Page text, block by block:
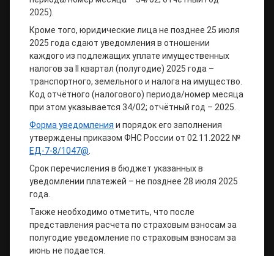
2025).
Кроме того, юридические лица не позднее 25 июля
2025 года сдают уведомления в отношении
каждого из подлежащих уплате имущественных
налогов за II квартал (полугодие) 2025 года –
транспортного, земельного и налога на имущество.
Код отчётного (налогового) периода/номер месяца
при этом указывается 34/02; отчётный год – 2025.
Форма уведомления и порядок его заполнения
утверждены приказом ФНС России от 02.11.2022 №
ЕД-7-8/1047@
Срок перечисления в бюджет указанных в
уведомлении платежей – не позднее 28 июля 2025
года.
Также необходимо отметить, что после
представления расчета по страховым взносам за
полугодие уведомление по страховым взносам за
июнь не подается.